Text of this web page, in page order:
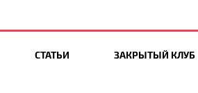
СТАТЬИ ЗАКРЫТЫЙ КЛУБ